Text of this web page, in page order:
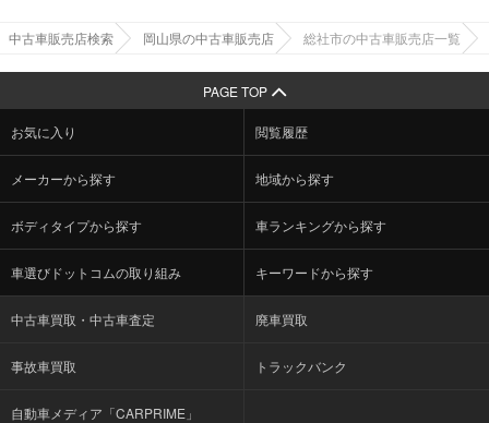
中古車販売店検索 岡山県の中古車販売店 総社市の中古車販売店一覧
PAGE TOP
お気に入り 閲覧履歴
メーカーから探す 地域から探す
ボディタイプから探す 車ランキングから探す
車選びドットコムの取り組み キーワードから探す
中古車買取・中古車査定 廃車買取
事故車買取 トラックバンク
自動車メディア「CARPRIME」